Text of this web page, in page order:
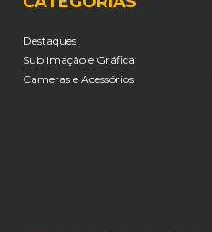
Destaques
Sublimação e Gráfica
Cameras e Acessórios